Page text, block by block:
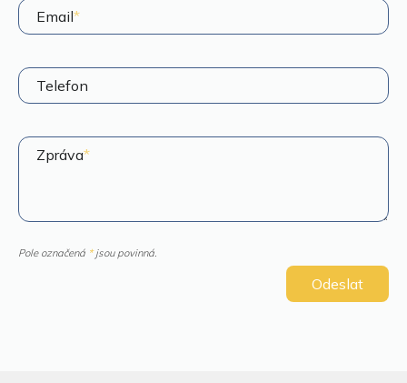
Email*
Telefon
Zpráva*
Pole označená *jsou povinná.